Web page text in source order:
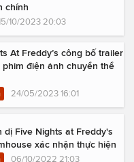
chính
10/2023 20:03
At Freddy’s công bố trailer
phim điện ảnh chuyển thể
24/05/2023 16:01
dị Five Nights at Freddy's
xác nhận thực hiện
06/10/2022 21:03